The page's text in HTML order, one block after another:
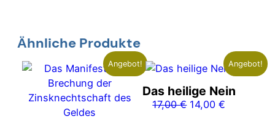
Ähnliche Produkte
Angebot! Angebot!
Das heilige Nein
17,00€ Ursprünglicher
14,00€